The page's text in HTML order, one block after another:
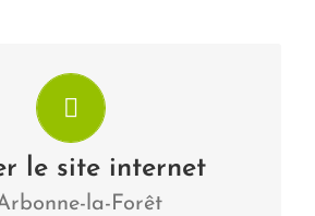
le site internet
la-Forêt
la-Forêt
Visiter